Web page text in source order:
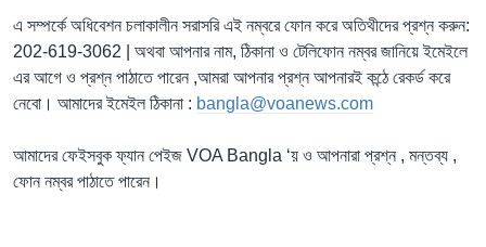
এ সম্পর্কে অধিবেশন চলাকালীন সরাসরি এই নম্বরে ফোন করে অতিথীদের প্রশ্ন করুন:
202-619-3062 | অথবা আপনার নাম, ঠিকানা ও টেলিফোন নম্বর জানিয়ে ইমেইলে
এর আগে ও প্রশ্ন পাঠাতে পারেন ,আমরা আপনার প্রশ্ন আপনারই কন্ঠে রেকর্ড করে
নেবো। আমাদের ইমেইল ঠিকানা : bangla@voanews.com
আমাদের ফেইসবুক ফ্যান পেইজ VOA Bangla ‘য় ও আপনারা প্রশ্ন , মন্তব্য ,
ফোন নম্বর পাঠাতে পারেন।